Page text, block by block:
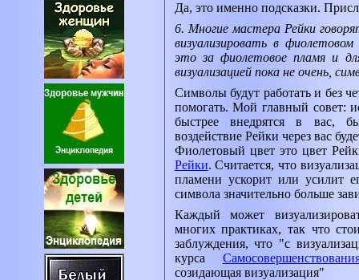
Да, это именно подсказки.
6. Многие мастера Рейки
визуализировать в
это за фиолетовое пламя и
визуализацией пока не очень,
Символы будут работать и без
помогать. Мой главный совет:
быстрее внедрятся в вас,
воздействие Рейки через вас
Фиолетовый цвет это цвет
Рейки. Считается, что
пламени ускорит или усилит
символа значительно больше
Каждый может
многих практиках, так что
заблуждения, что "с
курса
созидающая визуализация"